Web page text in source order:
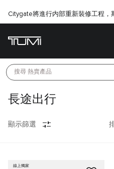
Citygate將進行内部重新裝修工程，
搜尋 熱賣產品
長途出行
顯示篩選
線上獨家